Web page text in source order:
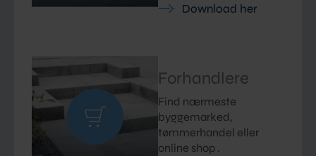
Download her
Forhandlere
Find nærmeste
byggemarked,
tømmerhandel eller
online shop .